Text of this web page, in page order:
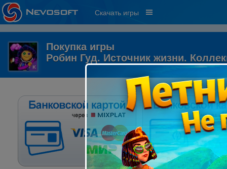
Скачать игры
Покупка игры
Робин Гуд. Источник жизни.